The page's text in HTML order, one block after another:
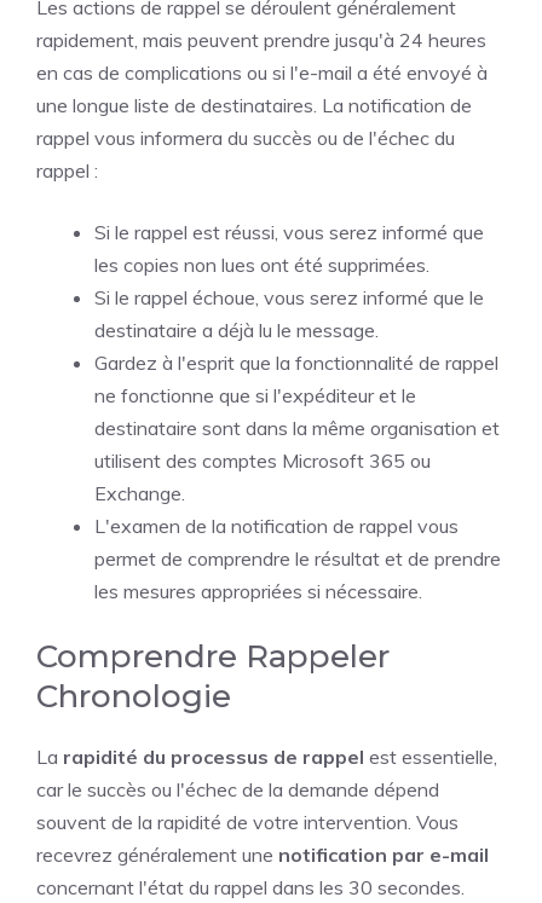
Les actions de rappel se déroulent généralement
rapidement, mais peuvent prendre jusqu'à 24 heures
en cas de complications ou si l'e-mail a été envoyé à
une longue liste de destinataires. La notification de
rappel vous informera du succès ou de l'échec du
rappel :
Si le rappel est réussi, vous serez informé que
les copies non lues ont été supprimées.
Si le rappel échoue, vous serez informé que le
destinataire a déjà lu le message.
Gardez à l'esprit que la fonctionnalité de rappel
ne fonctionne que si l'expéditeur et le
destinataire sont dans la même organisation et
utilisent des comptes Microsoft 365 ou
Exchange.
L'examen de la notification de rappel vous
permet de comprendre le résultat et de prendre
les mesures appropriées si nécessaire.
Comprendre Rappeler
Chronologie
La rapidité du processus de rappel est essentielle,
car le succès ou l'échec de la demande dépend
souvent de la rapidité de votre intervention. Vous
recevrez généralement une notification par e-mail
concernant l'état du rappel dans les 30 secondes.